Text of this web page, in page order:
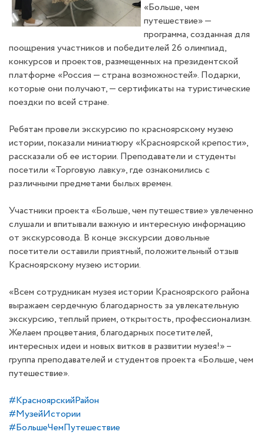
«Больше, чем
путешествие» —
программа, созданная для
поощрения участников и победителей 26 олимпиад,
конкурсов и проектов, размещенных на президентской
платформе «Россия — страна возможностей». Подарки,
которые они получают, — сертификаты на туристические
поездки по всей стране.
Ребятам провели экскурсию по красноярскому музею
истории, показали миниатюру «Красноярской крепости»,
рассказали об ее истории. Преподаватели и студенты
посетили «Торговую лавку», где ознакомились с
различными предметами былых времен.
Участники проекта «Больше, чем путешествие» увлеченно
слушали и впитывали важную и интересную информацию
от экскурсовода. В конце экскурсии довольные
посетители оставили приятный, положительный отзыв
Красноярскому музею истории.
«Всем сотрудникам музея истории Красноярского района
выражаем сердечную благодарность за увлекательную
экскурсию, теплый прием, открытость, профессионализм.
Желаем процветания, благодарных посетителей,
интересных идеи и новых витков в развитии музея!» –
группа преподавателей и студентов проекта «Больше, чем
путешествие».
#КрасноярскийРайон
#МузейИстории
#БольшеЧемПутешествие